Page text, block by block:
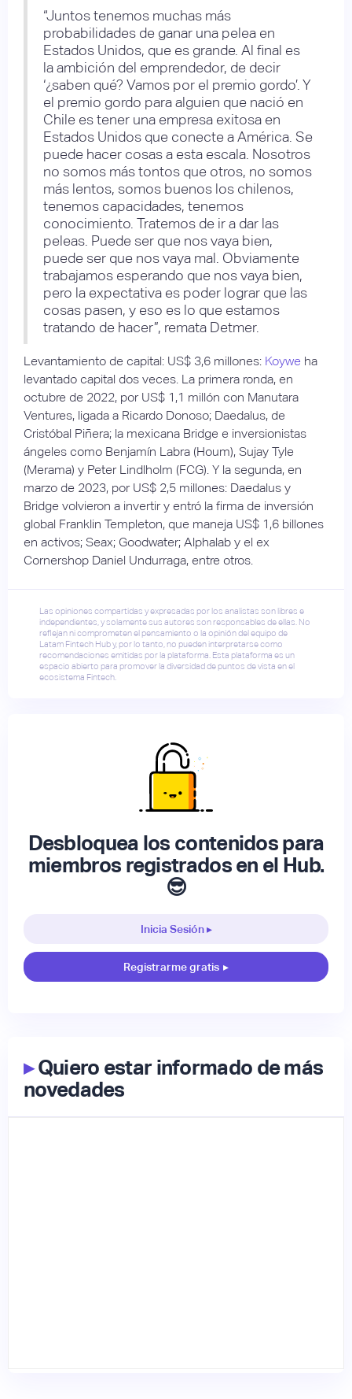
“Juntos tenemos muchas más
probabilidades de ganar una pelea en
Estados Unidos, que es grande. Al final es
la ambición del emprendedor, de decir
‘¿saben qué? Vamos por el premio gordo’. Y
el premio gordo para alguien que nació en
Chile es tener una empresa exitosa en
Estados Unidos que conecte a América. Se
puede hacer cosas a esta escala. Nosotros
no somos más tontos que otros, no somos
más lentos, somos buenos los chilenos,
tenemos capacidades, tenemos
conocimiento. Tratemos de ir a dar las
peleas. Puede ser que nos vaya bien,
puede ser que nos vaya mal. Obviamente
trabajamos esperando que nos vaya bien,
pero la expectativa es poder lograr que las
cosas pasen, y eso es lo que estamos
tratando de hacer”, remata Detmer.
Levantamiento de capital: US$ 3,6 millones: Koywe ha
levantado capital dos veces. La primera ronda, en
octubre de 2022, por US$ 1,1 millón con Manutara
Ventures, ligada a Ricardo Donoso; Daedalus, de
Cristóbal Piñera; la mexicana Bridge e inversionistas
ángeles como Benjamín Labra (Houm), Sujay Tyle
(Merama) y Peter Lindlholm (FCG). Y la segunda, en
marzo de 2023, por US$ 2,5 millones: Daedalus y
Bridge volvieron a invertir y entró la firma de inversión
global Franklin Templeton, que maneja US$ 1,6 billones
en activos; Seax; Goodwater; Alphalab y el ex
Cornershop Daniel Undurraga, entre otros.
Las opiniones compartidas y expresadas por los analistas son libres e
independientes, y solamente sus autores son responsables de ellas. No
reflejan ni comprometen el pensamiento o la opinión del equipo de
Latam Fintech Hub y, por lo tanto, no pueden interpretarse como
recomendaciones emitidas por la plataforma. Esta plataforma es un
espacio abierto para promover la diversidad de puntos de vista en el
ecosistema Fintech.
Desbloquea los contenidos para
miembros registrados en el Hub.
😎
Inicia Sesión ▸
Registrarme gratis ▸
▸Quiero estar informado de más
novedades